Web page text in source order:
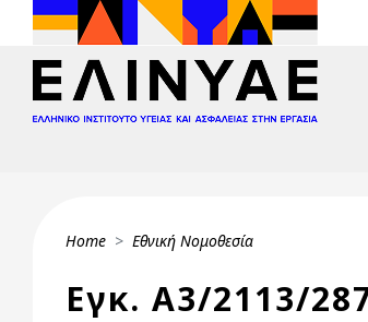
Skip to main content
Breadcrumb
Home Εθνική Νομοθεσία
Εγκ. Α3/2113/